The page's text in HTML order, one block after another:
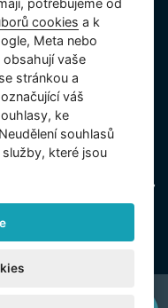
soudu v Praze, oddíl C,
Všechna
potřebujeme od
cookies a k
Meta nebo
vaše
stránkou a
váš
ke
souhlasů
které jsou